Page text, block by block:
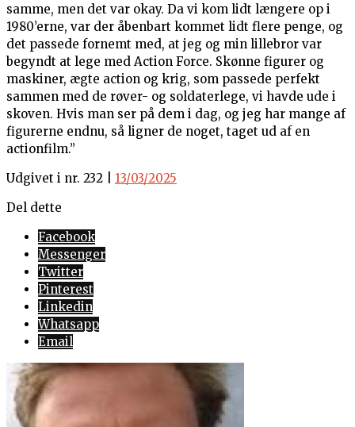
samme, men det var okay. Da vi kom lidt længere op i
1980’erne, var der åbenbart kommet lidt flere penge, og
det passede fornemt med, at jeg og min lillebror var
begyndt at lege med Action Force. Skønne figurer og
maskiner, ægte action og krig, som passede perfekt
sammen med de røver- og soldaterlege, vi havde ude i
skoven. Hvis man ser på dem i dag, og jeg har mange af
figurerne endnu, så ligner de noget, taget ud af en
actionfilm.”
Udgivet i nr. 232 | 13/03/2025
Del dette
Facebook
Messenger
Twitter
Pinterest
Linkedin
Whatsapp
Email